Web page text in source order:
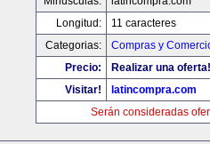
Longitud:
11 caracteres
Categorias:
Compras y
Precio:
Realizar una oferta!
Visitar!
latincompra.com
Serán consideradas